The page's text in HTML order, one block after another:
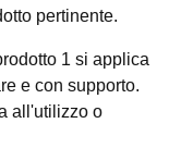
pertinente.
1 si applica
e con supporto.
all'utilizzo o